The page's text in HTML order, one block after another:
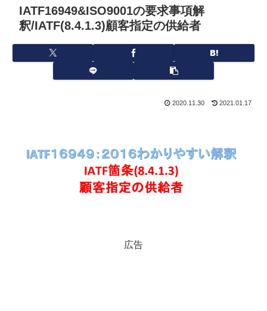
IATF16949&ISO9001の要求事項解
釈/IATF(8.4.1.3)顧客指定の供給者
2020.11.30 2021.01.17
広告